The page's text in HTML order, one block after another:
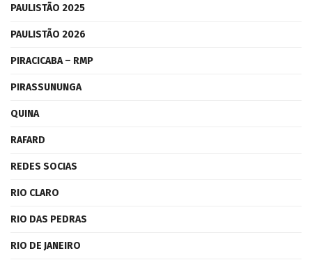
PAULISTÃO 2025
PAULISTÃO 2026
PIRACICABA – RMP
PIRASSUNUNGA
QUINA
RAFARD
REDES SOCIAS
RIO CLARO
RIO DAS PEDRAS
RIO DE JANEIRO